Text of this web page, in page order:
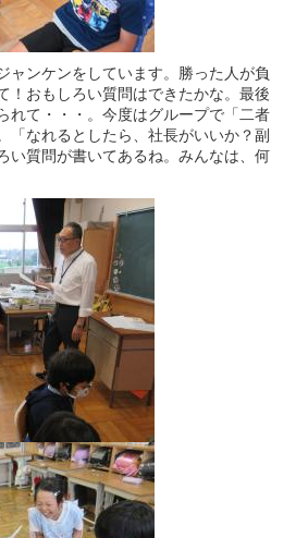
ンケンをしています。勝った人が負
！おもしろい質問はできたかな。最後
れて・・・。今度はグループで「二者
「なれるとしたら、社長がいいか？副
い質問が書いてあるね。みんなは、何